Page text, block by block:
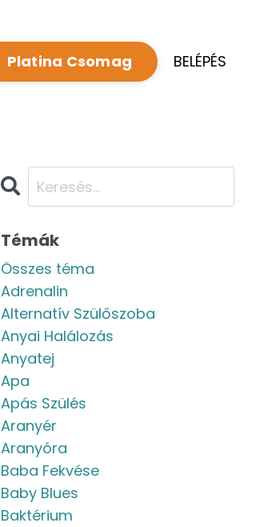
Platina Csomag BELÉPÉS
Témák
Összes téma
Adrenalin
Alternatív Szülőszoba
Anyai Halálozás
Anyatej
Apa
Apás Szülés
Aranyér
Aranyóra
Baba Fekvése
Baby Blues
Baktérium